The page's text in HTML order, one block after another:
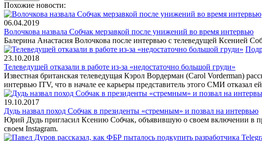
Похожие новости:
06.04.2019
Волочкова назвала Собчак мерзавкой после унижений во время интервью
Балерина Анастасия Волочкова после интервью с телеведущей Ксенией
23.10.2018
Телеведущей отказали в работе из-за «недостаточно большой груди»
Известная британская телеведущая Кэрол Вордерман (Carol Vorderman)
интервью ITV, что в начале ее карьеры представитель этого СМИ отказал
19.10.2017
Дудь назвал поход Собчак в президенты «стремным» и позвал на интервью
Юрий Дудь пригласил Ксению Собчак, объявившую о своем включении в
своем Instagram.